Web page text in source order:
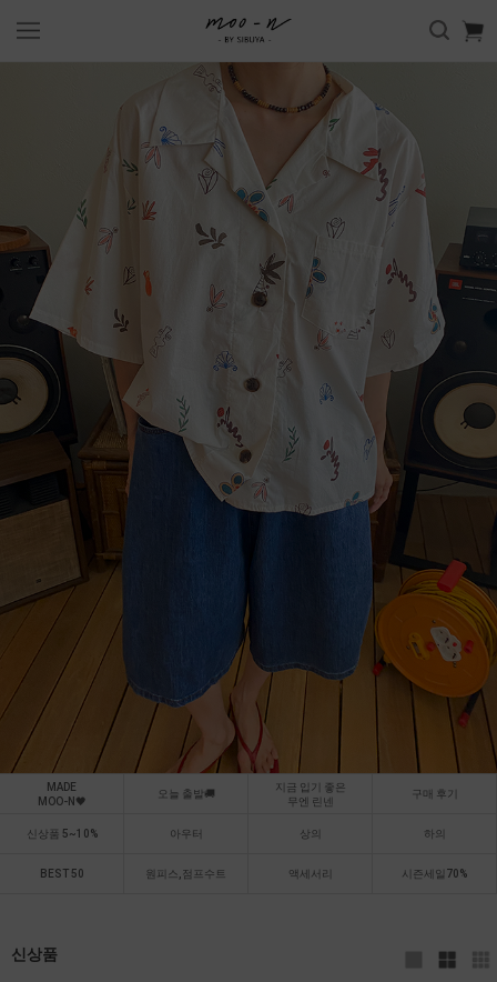
MADE
MOO-N🖤
오늘 출발🚚
지금 입기 좋은
무엔 린넨
구매 후기
신상품 5~10% 아우터 상의 하의
BEST 50 원피스,점프수트 액세서리 시즌세일70%
신상품